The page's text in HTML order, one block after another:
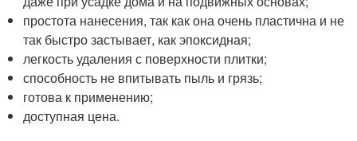
простота нанесения, так как она очень пластична и не
так быстро застывает, как эпоксидная;
легкость удаления с поверхности плитки;
способность не впитывать пыль и грязь;
готова к применению;
доступная цена.